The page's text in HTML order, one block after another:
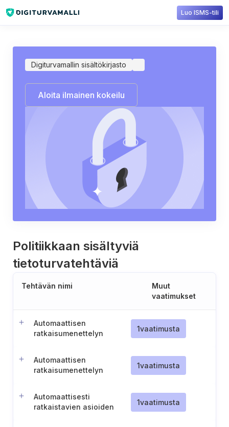
Luo ISMS-tili
Automaattinen ratkaisumenettely
Digiturvamallin sisältökirjasto
Aloita ilmainen kokeilu
Politiikkaan sisältyviä
tietoturvatehtäviä
Tehtävän nimi
Muut
vaatimukset
Automaattisen
ratkaisumenettelyn
1vaatimusta
Automaattisen
ratkaisumenettelyn
1vaatimusta
Automaattisesti
ratkaistavien asioiden
1vaatimusta